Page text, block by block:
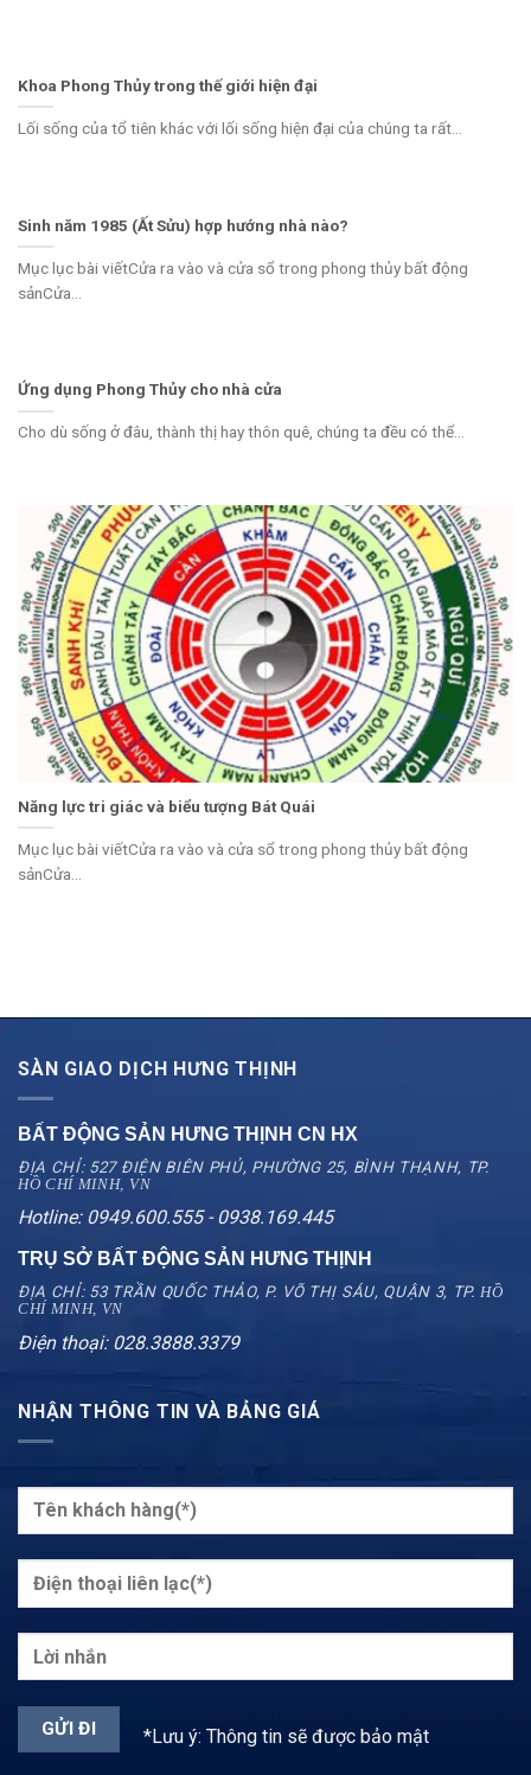
Khoa Phong Thủy trong thế giới hiện đại
Lối sống của tổ tiên khác với lối sống hiện đại của chúng ta rất...
Sinh năm 1985 (Ất Sửu) hợp hướng nhà nào?
Mục lục bài viếtCửa ra vào và cửa sổ trong phong thủy bất động
sảnCửa...
Ứng dụng Phong Thủy cho nhà cửa
Cho dù sống ở đâu, thành thị hay thôn quê, chúng ta đều có thể...
Năng lực tri giác và biểu tượng Bát Quái
Mục lục bài viếtCửa ra vào và cửa sổ trong phong thủy bất động
sảnCửa...
SÀN GIAO DỊCH HƯNG THỊNH
BẤT ĐỘNG SẢN HƯNG THỊNH CN HX
ĐỊA CHỈ: 527 ĐIỆN BIÊN PHỦ, PHƯỜNG 25, BÌNH THẠNH, TP.
HỒ CHÍ MINH, VN
Hotline: 0949.600.555 - 0938.169.445
TRỤ SỞ BẤT ĐỘNG SẢN HƯNG THỊNH
ĐỊA CHỈ: 53 TRẦN QUỐC THẢO, P. VÕ THỊ SÁU, QUẬN 3, TP.HỒ
CHÍ MINH, VN
Điện thoại: 028.3888.3379
NHẬN THÔNG TIN VÀ BẢNG GIÁ
*Lưu ý: Thông tin sẽ được bảo mật